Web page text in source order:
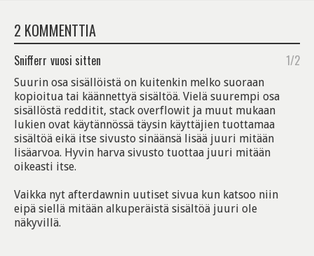
2 KOMMENTTIA
Snifferr vuosi sitten 1/2
Suurin osa sisällöistä on kuitenkin melko suoraan
kopioitua tai käännettyä sisältöä. Vielä suurempi osa
sisällöstä redditit, stack overflowit ja muut mukaan
lukien ovat käytännössä täysin käyttäjien tuottamaa
sisältöä eikä itse sivusto sinäänsä lisää juuri mitään
lisäarvoa. Hyvin harva sivusto tuottaa juuri mitään
oikeasti itse.
Vaikka nyt afterdawnin uutiset sivua kun katsoo niin
eipä siellä mitään alkuperäistä sisältöä juuri ole
näkyvillä.